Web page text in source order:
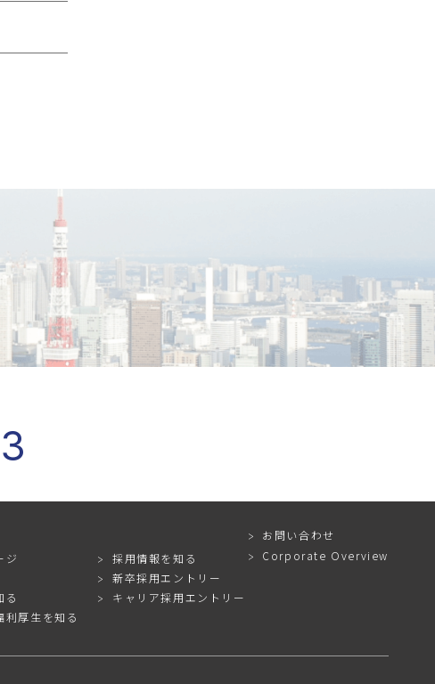
ジ
る
利厚生を知る
採用情報を知る
新卒採用エントリー
キャリア採用エントリー
お問い合わせ
Corporate Overview